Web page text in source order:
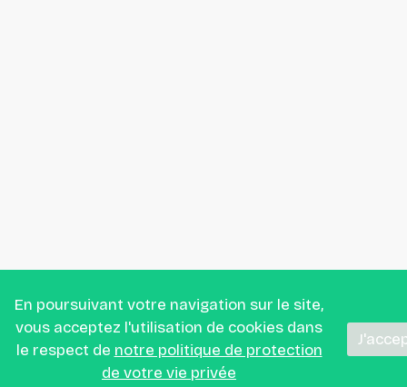
En poursuivant votre navigation sur le site,
vous acceptez l'utilisation de cookies dans
le respect de notre politique de protection
de votre vie privée